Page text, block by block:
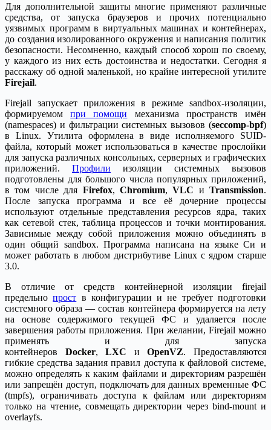
Для дополнительной защиты многие применяют различные
средства, от запуска браузеров и прочих потенциально
уязвимых программ в виртуальных машинах и контейнерах,
до создания изолированного окружения и написания политик
безопасности. Несомненно, каждый способ хорош по своему,
у каждого из них есть достоинства и недостатки. Сегодня я
расскажу об одной маленькой, но крайне интересной утилите
Firejail.
Firejail запускает приложения в режиме sandbox-изоляции,
формируемомпри помощи механизма пространств имён
(namespaces) и фильтрации системных вызовов (seccomp-bpf)
в Linux. Утилита оформлена в виде исполняемого SUID-
файла, который может использоваться в качестве прослойки
для запуска различных консольных, серверных и графических
приложений. Профили изоляции системных вызовов
подготовлены для большого числа популярных приложений,
в том числе для Firefox, Chromium,VLC и Transmission.
После запуска программа и все её дочерние процессы
используют отдельные представления ресурсов ядра, таких
как сетевой стек, таблица процессов и точки монтирования.
Зависимые между собой приложения можно объединять в
один общий sandbox. Программа написана на языке Си и
может работать в любом дистрибутиве Linux с ядром старше
3.0.
В отличие от средств контейнерной изоляции firejail
предельнопрост в конфигурации и не требует подготовки
системного образа — состав контейнера формируется на лету
на основе содержимого текущей ФС и удаляется после
завершения работы приложения. При желании, Firejail можно
применять и для запуска
контейнеров Docker,LXC иOpenVZ. Предоставляются
гибкие средства задания правил доступа к файловой системе,
можно определять к каким файлами и директориям разрешён
или запрещён доступ, подключать для данных временные ФС
(tmpfs), ограничивать доступа к файлам или директориям
только на чтение, совмещать директории через bind-mount и
overlayfs.